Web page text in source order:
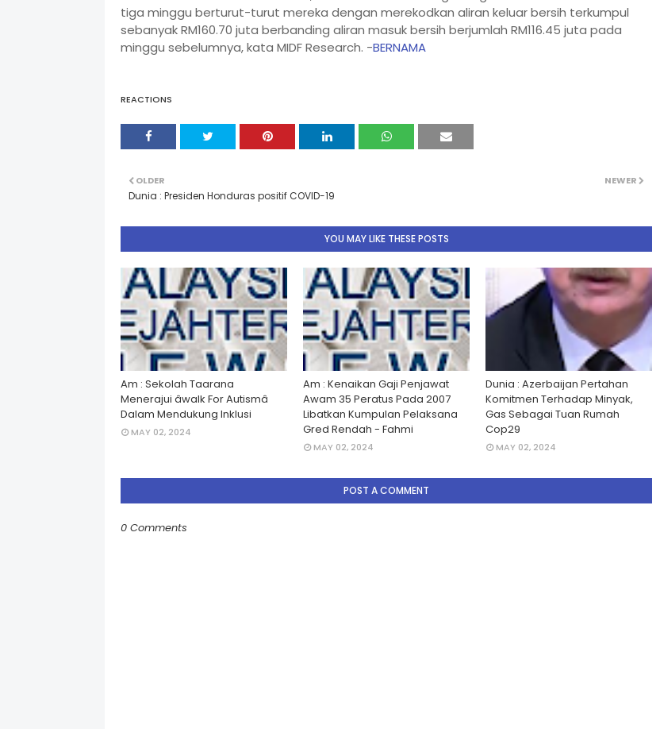
tiga minggu berturut-turut mereka dengan merekodkan aliran keluar bersih terkumpul
sebanyak RM160.70 juta berbanding aliran masuk bersih berjumlah RM116.45 juta pada
minggu sebelumnya, kata MIDF Research. -BERNAMA
REACTIONS
NEWER
OLDER
Dunia : Presiden Honduras positif COVID-19
YOU MAY LIKE THESE POSTS
Am : Sekolah Taarana
Menerajui âwalk For Autismâ
Dalam Mendukung Inklusi
MAY 02, 2024
Am : Kenaikan Gaji Penjawat
Awam 35 Peratus Pada 2007
Libatkan Kumpulan Pelaksana
Gred Rendah - Fahmi
MAY 02, 2024
Dunia : Azerbaijan Pertahan
Komitmen Terhadap Minyak,
Gas Sebagai Tuan Rumah
Cop29
MAY 02, 2024
POST A COMMENT
0 Comments